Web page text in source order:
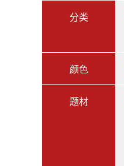
分类
颜色
题材